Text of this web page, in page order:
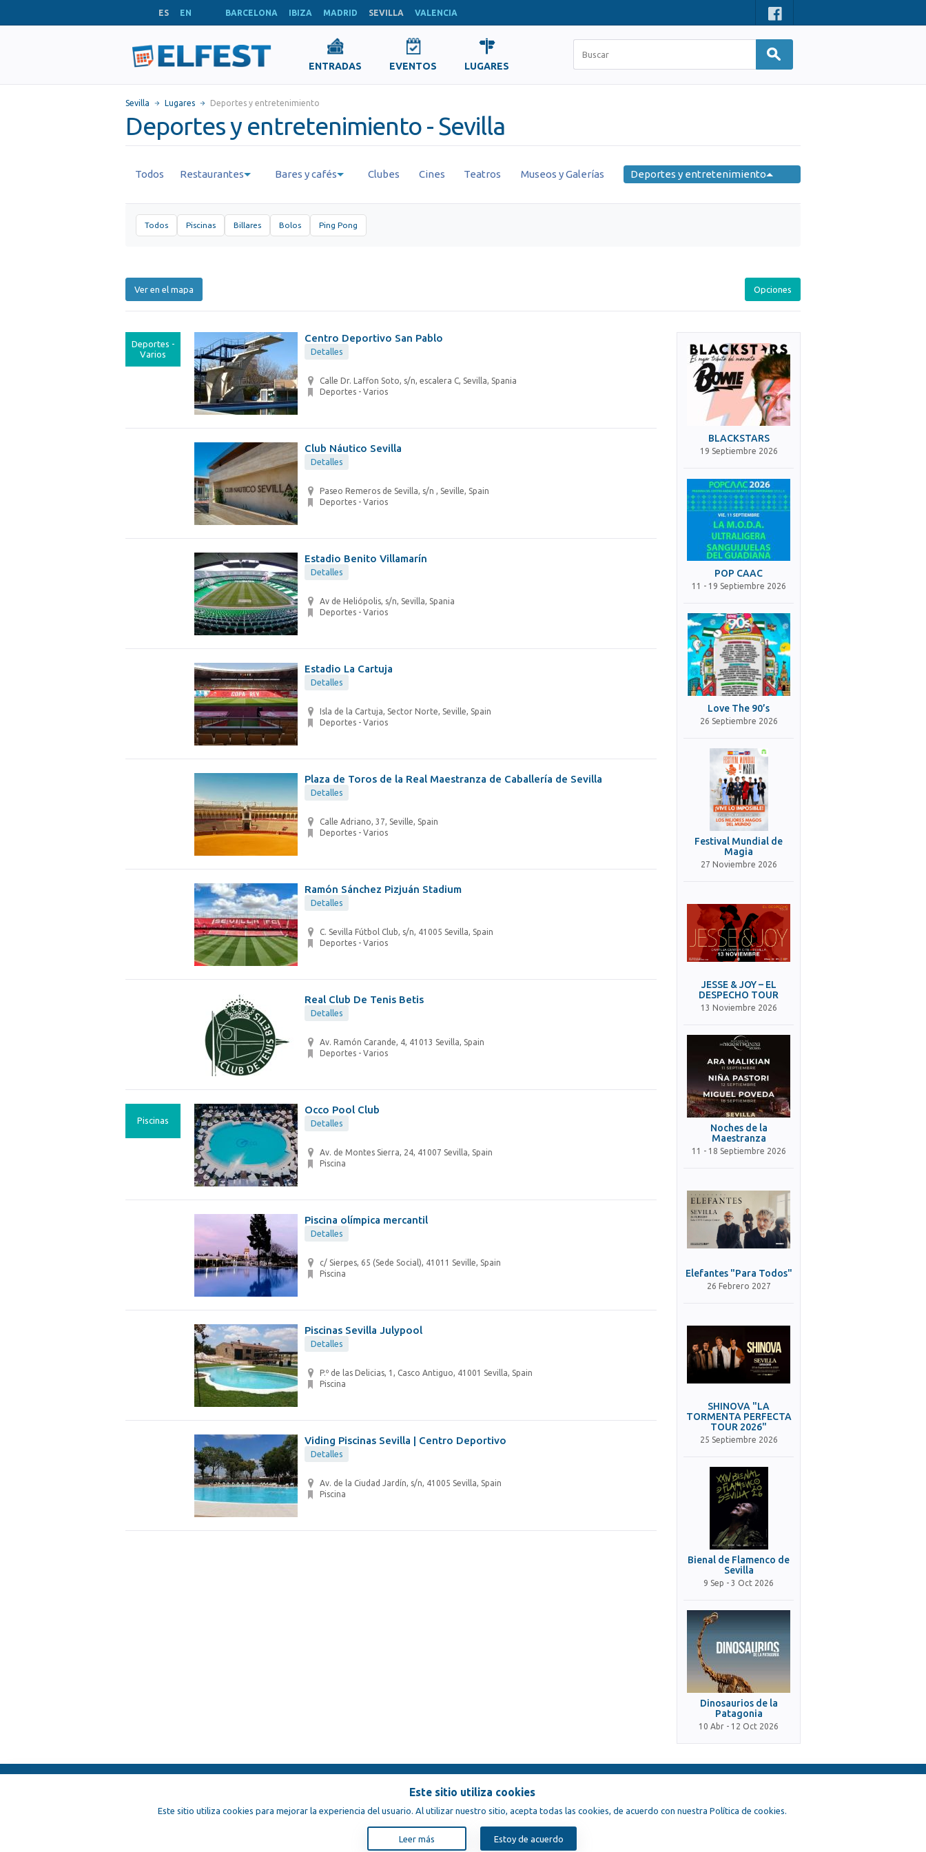
ES EN BARCELONA IBIZA MADRID SEVILLA VALENCIA
ENTRADAS EVENTOS LUGARES
Sevilla Lugares Deportes y entretenimiento
Deportes y entretenimiento - Sevilla
Todos Restaurantes Bares y cafés Clubes Cines Teatros Museos y Galerías Deportes y entretenimiento
Todos Piscinas Billares Bolos Ping Pong
Ver en el mapa Opciones
Deportes -
Varios
Centro Deportivo San Pablo
Detalles
Calle Dr. Laffon Soto, s/n, escalera C, Sevilla, Spania
Deportes - Varios
Club Náutico Sevilla
Detalles
Paseo Remeros de Sevilla, s/n , Seville, Spain
Deportes - Varios
Estadio Benito Villamarín
Detalles
Av de Heliópolis, s/n, Sevilla, Spania
Deportes - Varios
Estadio La Cartuja
Detalles
Isla de la Cartuja, Sector Norte, Seville, Spain
Deportes - Varios
Plaza de Toros de la Real Maestranza de Caballería de Sevilla
Detalles
Calle Adriano, 37, Seville, Spain
Deportes - Varios
Ramón Sánchez Pizjuán Stadium
Detalles
C. Sevilla Fútbol Club, s/n, 41005 Sevilla, Spain
Deportes - Varios
Real Club De Tenis Betis
Detalles
Av. Ramón Carande, 4, 41013 Sevilla, Spain
Deportes - Varios
Piscinas
Occo Pool Club
Detalles
Av. de Montes Sierra, 24, 41007 Sevilla, Spain
Piscina
Piscina olímpica mercantil
Detalles
c/ Sierpes, 65 (Sede Social), 41011 Seville, Spain
Piscina
Piscinas Sevilla Julypool
Detalles
P.º de las Delicias, 1, Casco Antiguo, 41001 Sevilla, Spain
Piscina
Viding Piscinas Sevilla | Centro Deportivo
Detalles
Av. de la Ciudad Jardín, s/n, 41005 Sevilla, Spain
Piscina
BLACKSTARS
19 Septiembre 2026
POP CAAC
11 - 19 Septiembre 2026
Love The 90’s
26 Septiembre 2026
Festival Mundial de
Magia
27 Noviembre 2026
JESSE & JOY – EL
DESPECHO TOUR
13 Noviembre 2026
Noches de la
Maestranza
11 - 18 Septiembre 2026
Elefantes "Para Todos"
26 Febrero 2027
SHINOVA "LA
TORMENTA PERFECTA
TOUR 2026"
25 Septiembre 2026
Bienal de Flamenco de
Sevilla
9 Sep - 3 Oct 2026
Dinosaurios de la
Patagonia
10 Abr - 12 Oct 2026
Este sitio utiliza cookies
Este sitio utiliza cookies para mejorar la experiencia del usuario. Al utilizar nuestro sitio, acepta todas las cookies, de acuerdo con nuestra Política de cookies.
Leer más Estoy de acuerdo